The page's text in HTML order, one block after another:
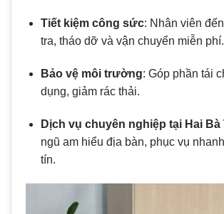
Tiết kiệm công sức: Nhân viên
tra, tháo dỡ và vận chuyển miễn phí.
Bảo vệ môi trường: Góp phần tái
dụng, giảm rác thải.
Dịch vụ chuyên nghiệp tại Hai Bà
ngũ am hiểu địa bàn, phục vụ
tín.